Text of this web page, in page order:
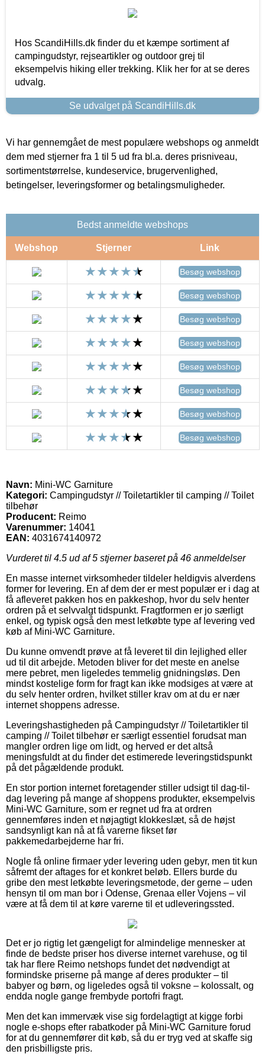
Hos ScandiHills.dk finder du et kæmpe sortiment af
campingudstyr, rejseartikler og outdoor grej til
eksempelvis hiking eller trekking. Klik her for at se deres
udvalg.
Se udvalget på ScandiHills.dk
Vi har gennemgået de mest populære webshops og anmeldt
dem med stjerner fra 1 til 5 ud fra bl.a. deres prisniveau,
sortimentstørrelse, kundeservice, brugervenlighed,
betingelser, leveringsformer og betalingsmuligheder.
Bedst anmeldte webshops
Webshop Stjerner Link
Besøg webshop
Besøg webshop
Besøg webshop
Besøg webshop
Besøg webshop
Besøg webshop
Besøg webshop
Besøg webshop
Navn: Mini-WC Garniture
Kategori: Campingudstyr // Toiletartikler til camping // Toilet
tilbehør
Producent: Reimo
Varenummer: 14041
EAN: 4031674140972
Vurderet til 4.5 ud af 5 stjerner baseret på 46 anmeldelser
En masse internet virksomheder tildeler heldigvis alverdens
former for levering. En af dem der er mest populær er i dag at
få afleveret pakken hos en pakkeshop, hvor du selv henter
ordren på et selvvalgt tidspunkt. Fragtformen er jo særligt
enkel, og typisk også den mest letkøbte type af levering ved
køb af Mini-WC Garniture.
Du kunne omvendt prøve at få leveret til din lejlighed eller
ud til dit arbejde. Metoden bliver for det meste en anelse
mere pebret, men ligeledes temmelig gnidningsløs. Den
mindst kostelige form for fragt kan ikke modsiges at være at
du selv henter ordren, hvilket stiller krav om at du er nær
internet shoppens adresse.
Leveringshastigheden på Campingudstyr // Toiletartikler til
camping // Toilet tilbehør er særligt essentiel forudsat man
mangler ordren lige om lidt, og herved er det altså
meningsfuldt at du finder det estimerede leveringstidspunkt
på det pågældende produkt.
En stor portion internet foretagender stiller udsigt til dag-til-
dag levering på mange af shoppens produkter, eksempelvis
Mini-WC Garniture, som er regnet ud fra at ordren
gennemføres inden et nøjagtigt klokkeslæt, så de højst
sandsynligt kan nå at få varerne fikset før
pakkemedarbejderne har fri.
Nogle få online firmaer yder levering uden gebyr, men tit kun
såfremt der aftages for et konkret beløb. Ellers burde du
gribe den mest letkøbte leveringsmetode, der gerne – uden
hensyn til om man bor i Odense, Grenaa eller Vojens – vil
være at få dem til at køre varerne til et udleveringssted.
Det er jo rigtig let gængeligt for almindelige mennesker at
finde de bedste priser hos diverse internet varehuse, og til
tak har flere Reimo netshops fundet det nødvendigt at
formindske priserne på mange af deres produkter – til
babyer og børn, og ligeledes også til voksne – kolossalt, og
endda nogle gange frembyde portofri fragt.
Men det kan immervæk vise sig fordelagtigt at kigge forbi
nogle e-shops efter rabatkoder på Mini-WC Garniture forud
for at du gennemfører dit køb, så du er tryg ved at skaffe sig
den prisbilligste pris.